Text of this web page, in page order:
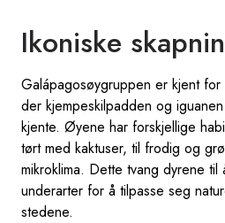
Ikoniske
Galápagosøygruppen er kjent
der kjempeskilpadden og
kjente. Øyene har forskjellige
tørt med kaktuser, til frodig og
mikroklima. Dette tvang dyrene
underarter for å tilpasse seg
stedene.